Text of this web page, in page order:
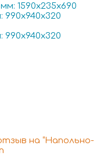
1590x235x690
на “Напольно-